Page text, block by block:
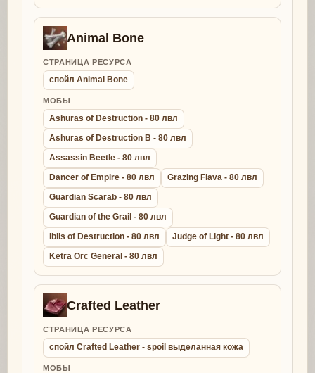
Animal Bone
СТРАНИЦА РЕСУРСА
спойл Animal Bone
МОБЫ
Ashuras of Destruction - 80 лвл
Ashuras of Destruction B - 80 лвл
Assassin Beetle - 80 лвл
Dancer of Empire - 80 лвл
Grazing Flava - 80 лвл
Guardian Scarab - 80 лвл
Guardian of the Grail - 80 лвл
Iblis of Destruction - 80 лвл
Judge of Light - 80 лвл
Ketra Orc General - 80 лвл
Crafted Leather
СТРАНИЦА РЕСУРСА
спойл Crafted Leather - spoil выделанная кожа
МОБЫ